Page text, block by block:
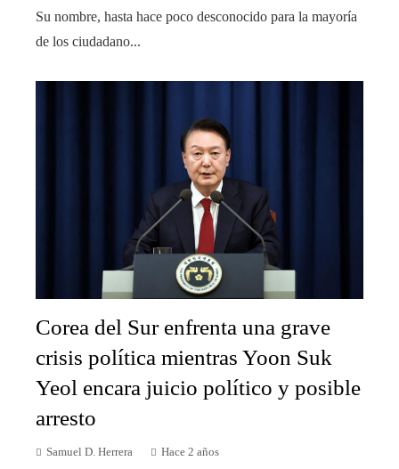
Su nombre, hasta hace poco desconocido para la mayoría
de los ciudadano...
Corea del Sur enfrenta una grave
crisis política mientras Yoon Suk
Yeol encara juicio político y posible
arresto
Samuel D. Herrera Hace 2 años